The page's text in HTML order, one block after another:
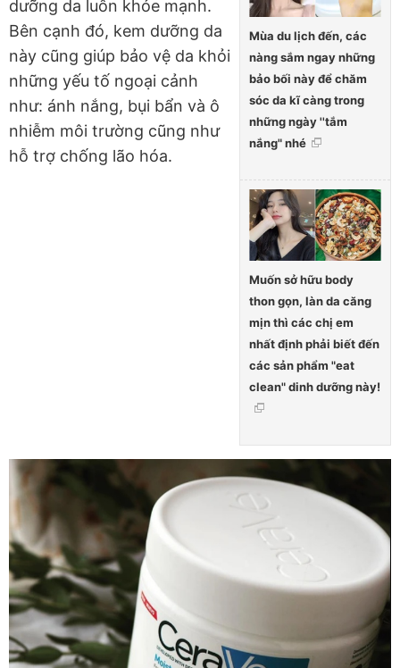
Mùa du lịch đến, các
nàng sắm ngay những
bảo bối này để chăm
sóc da kĩ càng trong
những ngày ''tắm
nắng" nhé
Muốn sở hữu body
thon gọn, làn da căng
mịn thì các chị em
nhất định phải biết đến
các sản phẩm "eat
clean" dinh dưỡng này!
dưỡng da luôn khỏe mạnh.
Bên cạnh đó, kem dưỡng da
này cũng giúp bảo vệ da khỏi
những yếu tố ngoại cảnh
như: ánh nắng, bụi bẩn và ô
nhiễm môi trường cũng như
hỗ trợ chống lão hóa.